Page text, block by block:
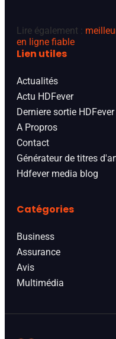
Lire également :
en ligne fiable
Lien utiles
Actualités
Actu HDFever
Derniere sortie HDFever
A Propros
Contact
Générateur de titres
Hdfever media blog
Catégories
Business
Assurance
Avis
Multimédia